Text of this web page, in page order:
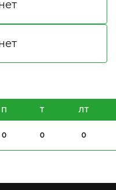
П Т ЛТ
0 0 0